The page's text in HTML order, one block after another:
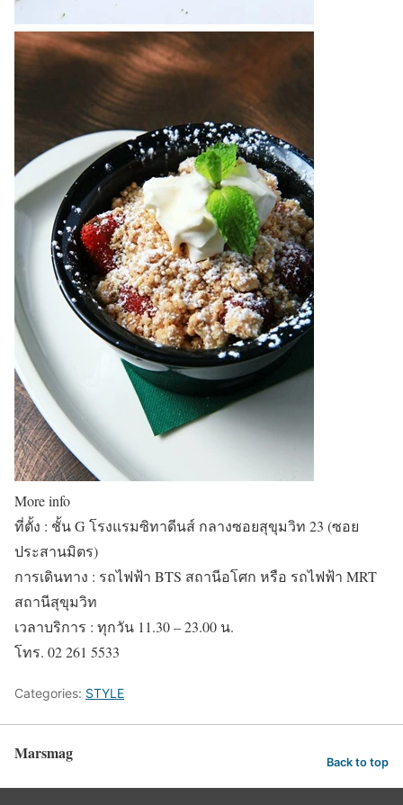
More info
ที่ตั้ง : ชั้น G โรงแรมซิทาดีนส์ กลางซอยสุขุมวิท 23 (ซอย
ประสานมิตร)
การเดินทาง : รถไฟฟ้า BTS สถานีอโศก หรือ รถไฟฟ้า MRT
สถานีสุขุมวิท
เวลาบริการ : ทุกวัน 11.30 – 23.00 น.
โทร. 02 261 5533
Categories: STYLE
Marsmag Back to top